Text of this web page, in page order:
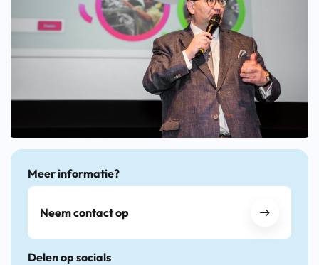
Meer informatie?
Neem contact op
Delen op socials